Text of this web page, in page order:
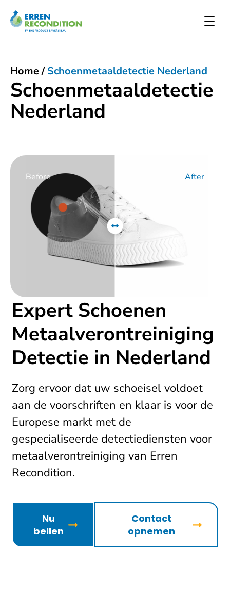
Schoenmetaaldetectie
Nederland
Home/Schoenmetaaldetectie Nederland
Before After
Expert Schoenen
Metaalverontreiniging
Detectie in Nederland
Zorg ervoor dat uw schoeisel voldoet
aan de voorschriften en klaar is voor de
Europese markt met de
gespecialiseerde detectiediensten voor
metaalverontreiniging van Erren
Recondition.
Nu
bellen
Contact
opnemen